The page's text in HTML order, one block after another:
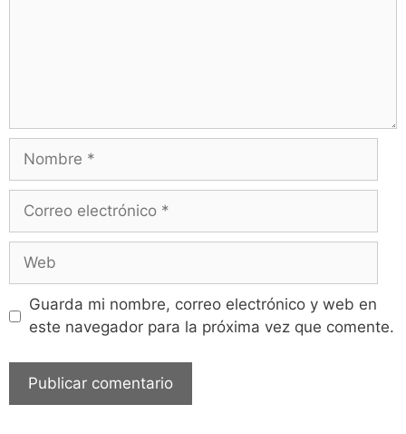
Guarda mi nombre, correo electrónico y web en
este navegador para la próxima vez que comente.